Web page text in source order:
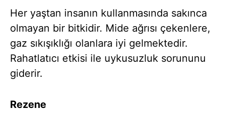
Her yaştan insanın kullanmasında sakınca
olmayan bir bitkidir. Mide ağrısı çekenlere,
gaz sıkışıklığı olanlara iyi gelmektedir.
Rahatlatıcı etkisi ile uykusuzluk sorununu
giderir.
Rezene